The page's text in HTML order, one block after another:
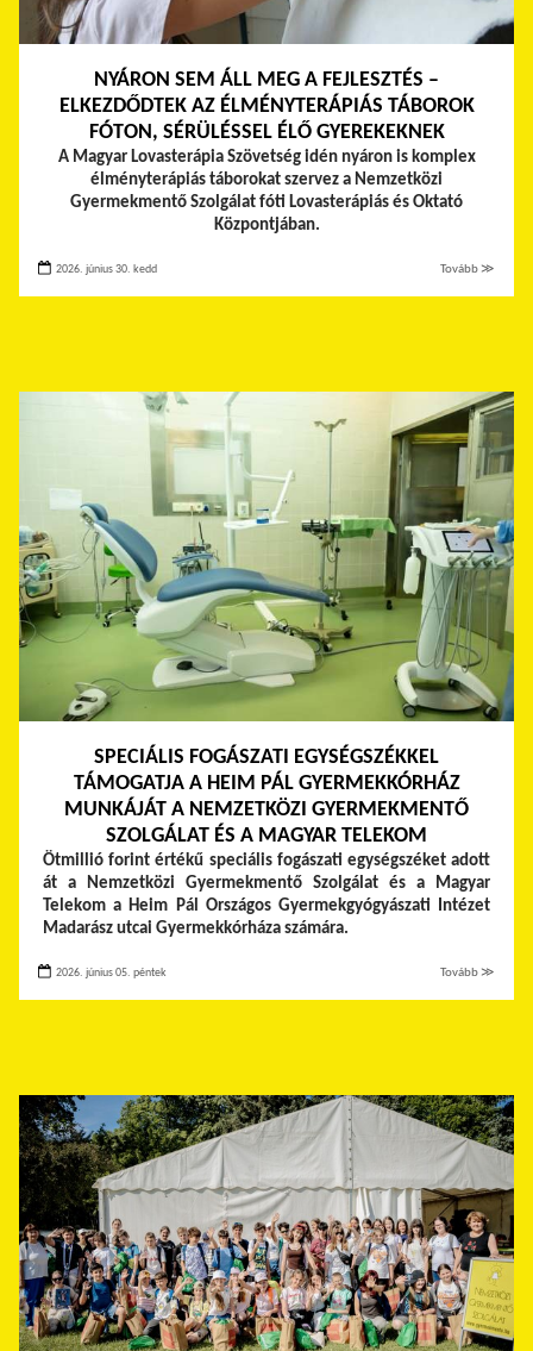
NYÁRON SEM ÁLL MEG A FEJLESZTÉS –
ELKEZDŐDTEK AZ ÉLMÉNYTERÁPIÁS TÁBOROK
FÓTON, SÉRÜLÉSSEL ÉLŐ GYEREKEKNEK
A Magyar Lovasterápia Szövetség idén nyáron is komplex
élményterápiás táborokat szervez a Nemzetközi
Gyermekmentő Szolgálat fóti Lovasterápiás és Oktató
Központjában.
2026. június 30. kedd Tovább ≫
SPECIÁLIS FOGÁSZATI EGYSÉGSZÉKKEL
TÁMOGATJA A HEIM PÁL GYERMEKKÓRHÁZ
MUNKÁJÁT A NEMZETKÖZI GYERMEKMENTŐ
SZOLGÁLAT ÉS A MAGYAR TELEKOM
Ötmillió forint értékű speciális fogászati egységszéket adott
át a Nemzetközi Gyermekmentő Szolgálat és a Magyar
Telekom a Heim Pál Országos Gyermekgyógyászati Intézet
Madarász utcai Gyermekkórháza számára.
2026. június 05. péntek Tovább ≫